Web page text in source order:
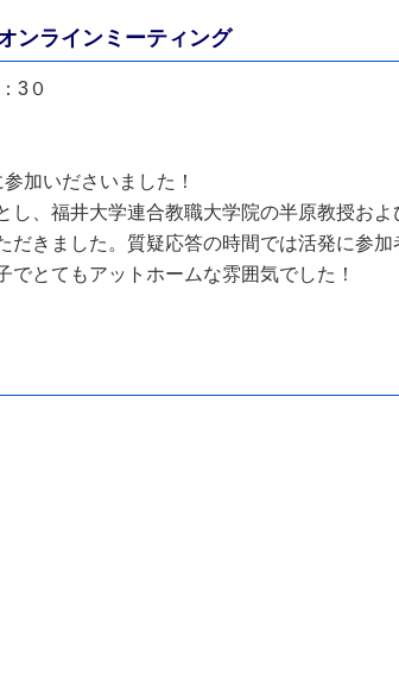
ンラインミーティング
3０
加いださいました！
し、福井大学連合教職大学院の半原教授お
きました。質疑応答の時間では活発に参
とてもアットホームな雰囲気でした！